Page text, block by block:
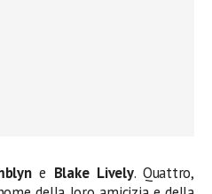
e Blake Lively. Quattro,